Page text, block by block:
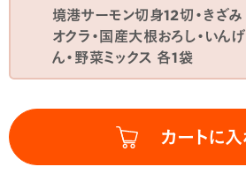
境港サーモン切身12切・きざみ
オクラ・国産大根おろし・いんげ
ん・野菜ミックス 各1袋